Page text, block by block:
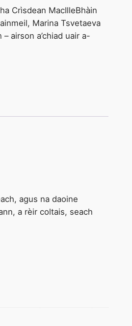
Crìsdean MacIlleBhàin
Marina Tsvetaeva
airson a’chiad uair a-
agus na daoine
a rèir coltais, seach